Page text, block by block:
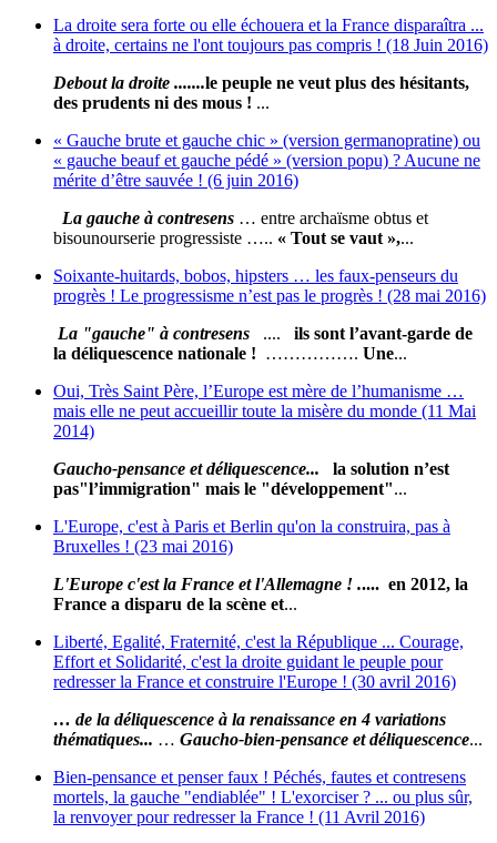
La droite sera forte ou elle échouera et la France disparaîtra ...
à droite, certains ne l'ont toujours pas compris ! (18 Juin 2016)
Debout la droite .......le peuple ne veut plus des hésitants,
des prudents ni des mous ! ...
« Gauche brute et gauche chic » (version germanopratine) ou
« gauche beauf et gauche pédé » (version popu) ? Aucune ne
mérite d’être sauvée ! (6 juin 2016)
La gauche à contresens … entre archaïsme obtus et
bisounourserie progressiste ….. « Tout se vaut »,...
Soixante-huitards, bobos, hipsters … les faux-penseurs du
progrès ! Le progressisme n’est pas le progrès ! (28 mai 2016)
La "gauche" à contresens .... ils sont l’avant-garde de
la déliquescence nationale ! ……………. Une...
Oui, Très Saint Père, l’Europe est mère de l’humanisme …
mais elle ne peut accueillir toute la misère du monde (11 Mai
2014)
Gaucho-pensance et déliquescence... la solution n’est
pas"l’immigration" mais le "développement"...
L'Europe, c'est à Paris et Berlin qu'on la construira, pas à
Bruxelles ! (23 mai 2016)
L'Europe c'est la France et l'Allemagne ! ..... en 2012, la
France a disparu de la scène et...
Liberté, Egalité, Fraternité, c'est la République ... Courage,
Effort et Solidarité, c'est la droite guidant le peuple pour
redresser la France et construire l'Europe ! (30 avril 2016)
… de la déliquescence à la renaissance en 4 variations
thématiques... … Gaucho-bien-pensance et déliquescence...
Bien-pensance et penser faux ! Péchés, fautes et contresens
mortels, la gauche "endiablée" ! L'exorciser ? ... ou plus sûr,
la renvoyer pour redresser la France ! (11 Avril 2016)